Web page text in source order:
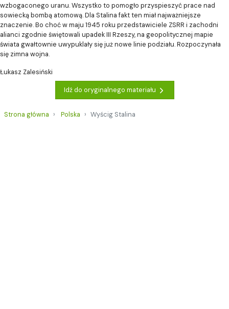
wzbogaconego uranu. Wszystko to pomogło przyspieszyć prace nad
sowiecką bombą atomową. Dla Stalina fakt ten miał najważniejsze
znaczenie. Bo choć w maju 1945 roku przedstawiciele ZSRR i zachodni
alianci zgodnie świętowali upadek III Rzeszy, na geopolitycznej mapie
świata gwałtownie uwypuklały się już nowe linie podziału. Rozpoczynała
się zimna wojna.
Łukasz Zalesiński
Idź do oryginalnego materiału
Strona główna Polska Wyścig Stalina